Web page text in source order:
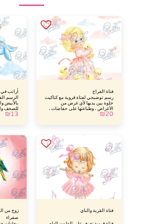
فتاة الفراخ
رسم توضيحي لفتاة قروية مع كتاكيت
حلوة بين يديها لأي غرض من
الأغراض ، وطباعتها على حفاضات ،
وقمصان ، وجدران ، وما إلى ذلك
وبدون علامة مائية
₪20
أرانب في
الرسم
بالأبيض
للصحف
₪13
فتاة القرية والناي
زوج من
صفراء